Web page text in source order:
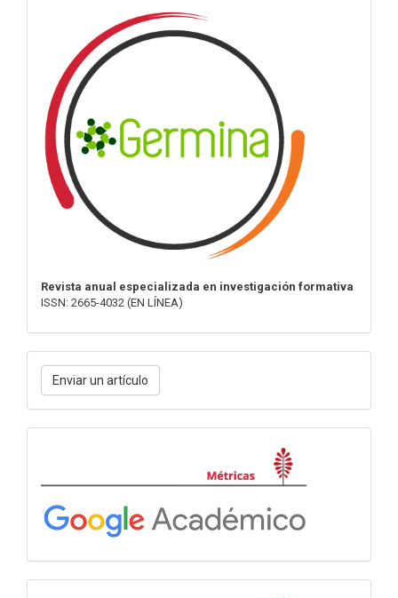
Revista anual especializada en investigación formativa
ISSN: 2665-4032 (EN LÍNEA)
Enviar
un
artículo
Enviar un artículo